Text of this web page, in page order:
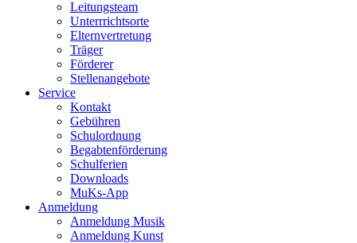
Leitungsteam
Unterrrichtsorte
Elternvertretung
Träger
Förderer
Stellenangebote
Service
Kontakt
Gebühren
Schulordnung
Begabtenförderung
Schulferien
Downloads
MuKs-App
Anmeldung
Anmeldung Musik
Anmeldung Kunst